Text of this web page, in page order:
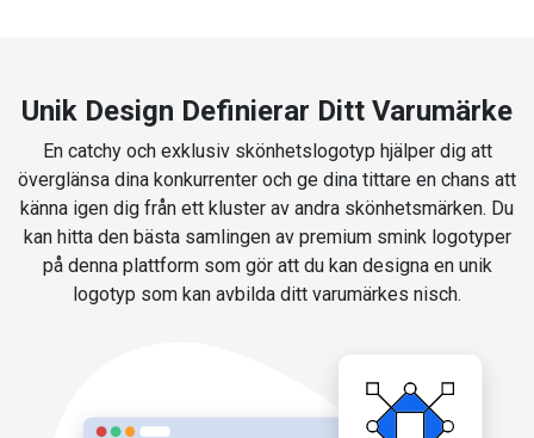
Unik Design Definierar Ditt Varumärke
En catchy och exklusiv skönhetslogotyp hjälper dig att
överglänsa dina konkurrenter och ge dina tittare en chans att
känna igen dig från ett kluster av andra skönhetsmärken. Du
kan hitta den bästa samlingen av premium smink logotyper
på denna plattform som gör att du kan designa en unik
logotyp som kan avbilda ditt varumärkes nisch.